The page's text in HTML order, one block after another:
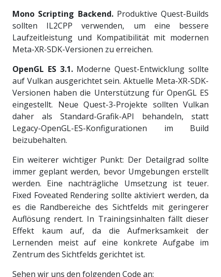
Mono Scripting Backend.Produktive Quest-Builds
sollten IL2CPP verwenden, um eine bessere
Laufzeitleistung und Kompatibilität mit modernen
Meta-XR-SDK-Versionen zu erreichen.
OpenGL ES 3.1.Moderne Quest-Entwicklung sollte
auf Vulkan ausgerichtet sein. Aktuelle Meta-XR-SDK-
Versionen haben die Unterstützung für OpenGL ES
eingestellt. Neue Quest-3-Projekte sollten Vulkan
daher als Standard-Grafik-API behandeln, statt
Legacy-OpenGL-ES-Konfigurationen im Build
beizubehalten.
Ein weiterer wichtiger Punkt: Der Detailgrad sollte
immer geplant werden, bevor Umgebungen erstellt
werden. Eine nachträgliche Umsetzung ist teuer.
Fixed Foveated Rendering sollte aktiviert werden, da
es die Randbereiche des Sichtfelds mit geringerer
Auflösung rendert. In Trainingsinhalten fällt dieser
Effekt kaum auf, da die Aufmerksamkeit der
Lernenden meist auf eine konkrete Aufgabe im
Zentrum des Sichtfelds gerichtet ist.
Sehen wir uns den folgenden Code an: